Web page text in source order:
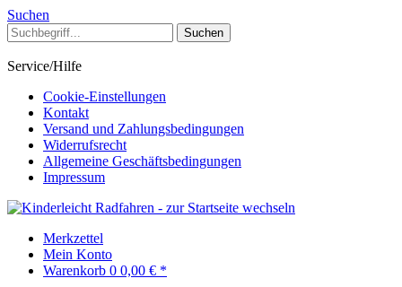
Suchen
Suchen
Service/Hilfe
Cookie-Einstellungen
Kontakt
Versand und Zahlungsbedingungen
Widerrufsrecht
Allgemeine Geschäftsbedingungen
Impressum
Merkzettel
Mein Konto
Warenkorb 0 0,00 € *